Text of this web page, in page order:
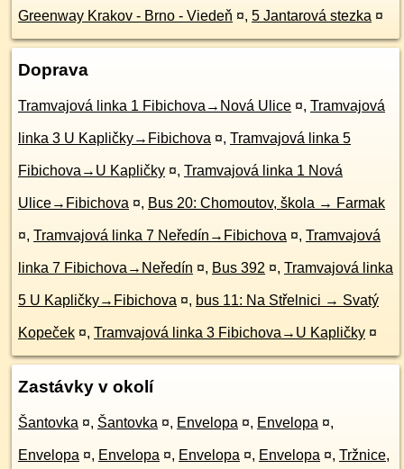
Greenway Krakov - Brno - Viedeň ¤, 5 Jantarová stezka ¤
Doprava
Tramvajová linka 1 Fibichova→Nová Ulice ¤, Tramvajová
linka 3 U Kapličky→Fibichova ¤, Tramvajová linka 5
Fibichova→U Kapličky ¤, Tramvajová linka 1 Nová
Ulice→Fibichova ¤, Bus 20: Chomoutov, škola → Farmak
¤, Tramvajová linka 7 Neředín→Fibichova ¤, Tramvajová
linka 7 Fibichova→Neředín ¤, Bus 392 ¤, Tramvajová linka
5 U Kapličky→Fibichova ¤, bus 11: Na Střelnici → Svatý
Kopeček ¤, Tramvajová linka 3 Fibichova→U Kapličky ¤
Zastávky v okolí
Šantovka ¤, Šantovka ¤, Envelopa ¤, Envelopa ¤,
Envelopa ¤, Envelopa ¤, Envelopa ¤, Envelopa ¤, Tržnice,